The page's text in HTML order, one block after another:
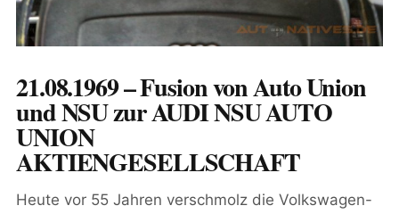
21.08.1969 – Fusion von Auto Union
und NSU zur AUDI NSU AUTO
UNION
AKTIENGESELLSCHAFT
Heute vor 55 Jahren verschmolz die Volkswagen-